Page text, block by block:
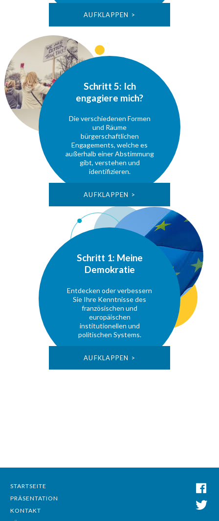
AUFKLAPPEN >
Schritt 5: Ich
engagiere mich?
Die verschiedenen Formen
und Räume
bürgerschaftlichen
Engagements, welche es
außerhalb einer Abstimmung
gibt, verstehen und
identifizieren.
AUFKLAPPEN >
Schritt 1: Meine
Demokratie
Entdecken oder verbessern
Sie Ihre Kenntnisse des
französischen und
europäischen
institutionellen und
politischen Systems.
AUFKLAPPEN >
STARTSEITE
PRÄSENTATION
KONTAKT